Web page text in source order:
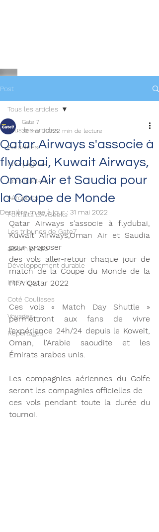
Post
Tous les articles
Actualités
Compagnies
Constructeurs
Aéroports
Portraits d'AvGeeks
Les tribunes de Gate7
album photo
Développement durable
Interviews
Coté Coulisses
Voyages
Reportages
Tous les articles
Qatar Airways s'associe à
flydubai, Kuwait Airways,
Oman Air et Saudia pour
la Coupe de Monde
Gate 7
30 mai 20222 min de lecture
Dernière mise à jour : 31 mai 2022
Qatar Airways s'associe à flydubai,
Kuwait Airways,Oman Air et Saudia
pour proposer
des vols aller-retour chaque jour de
match de la Coupe du Monde de la
FIFA Qatar 2022
Ces vols « Match Day Shuttle »
permettront aux fans de vivre
l’expérience 24h/24 depuis le Koweït,
Oman, l'Arabie saoudite et les
Émirats arabes unis.
Les compagnies aériennes du Golfe
seront les compagnies officielles de
ces vols pendant toute la durée du
tournoi.